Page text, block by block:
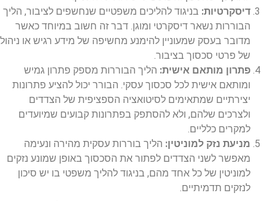
דיסקרטיות: בניגוד להליכים משפטיים שנחשפים לציבור, הליך
הבוררות נשאר דיסקרטי ומוגן. דבר זה חשוב במיוחד כאשר
מדובר בעסק שמעוניין להימנע מחשיפה של מידע רגיש או ניהול
של פרטי סכסוך בציבור.
פתרון מותאם אישית: הליך הבוררות מספק פתרון גמיש
ומותאם אישית לכל סכסוך עסקי. הבורר יכול להציע פתרונות
יצירתיים שמתאימים לסיטואציה הספציפית של הצדדים
ולצרכים שלהם, ולא להסתפק בפתרונות קבועים שמיועדים
למקרים כלליים.
מניעת נזק למוניטין: הליך בוררות עסקית מהירה ונעימה
מאפשר לשני הצדדים לפתור את הסכסוך באופן שמונע נזקים
למוניטין של כל אחד מהם, בניגוד להליך משפטי בו יש סיכון
לנזקים תדמיתיים.